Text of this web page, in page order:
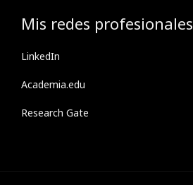
Mis redes profesionales
LinkedIn
Academia.edu
Research Gate